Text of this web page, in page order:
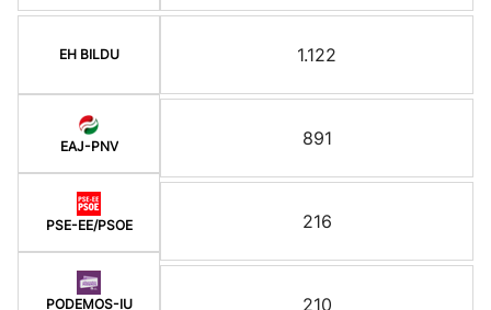
EH BILDU
EAJ-PNV
PSE-EE/PSOE
PODEMOS-IU
1.122
891
216
210